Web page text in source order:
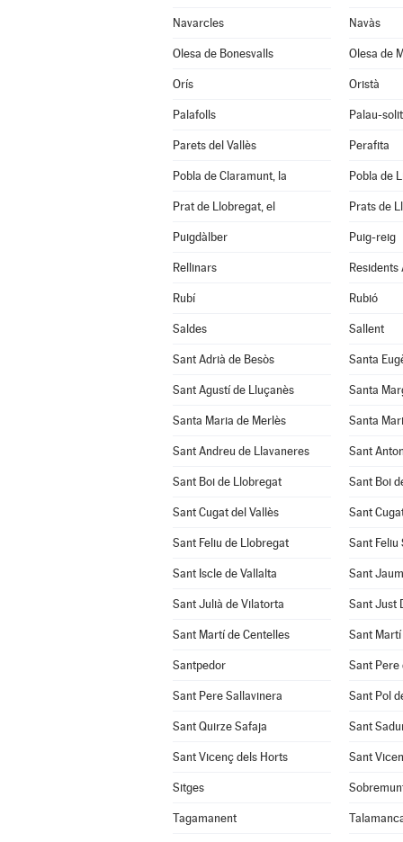
Navarcles Navàs
Olesa de Bonesvalls Olesa de
Orís Oristà
Palafolls Palau-
Parets del Vallès Perafita
Pobla de Claramunt, la Pobla de
Prat de Llobregat, el Prats de
Puigdàlber Puig-reig
Rellinars Residents
Rubí Rubió
Saldes Sallent
Sant Adrià de Besòs Santa
Sant Agustí de Lluçanès Santa
Santa Maria de Merlès Santa
Sant Andreu de Llavaneres Sant
Sant Boi de Llobregat Sant Boi
Sant Cugat del Vallès Sant
Sant Feliu de Llobregat Sant Feliu
Sant Iscle de Vallalta Sant
Sant Julià de Vilatorta Sant Just
Sant Martí de Centelles Sant Martí
Santpedor Sant Pere
Sant Pere Sallavinera Sant Pol
Sant Quirze Safaja Sant
Sant Vicenç dels Horts Sant
Sitges
Tagamanent